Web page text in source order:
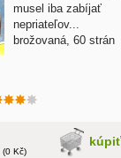
musel iba zabíjať
nepriateľov...
brožovaná, 60 strán
kúpiť
(0 Kč)